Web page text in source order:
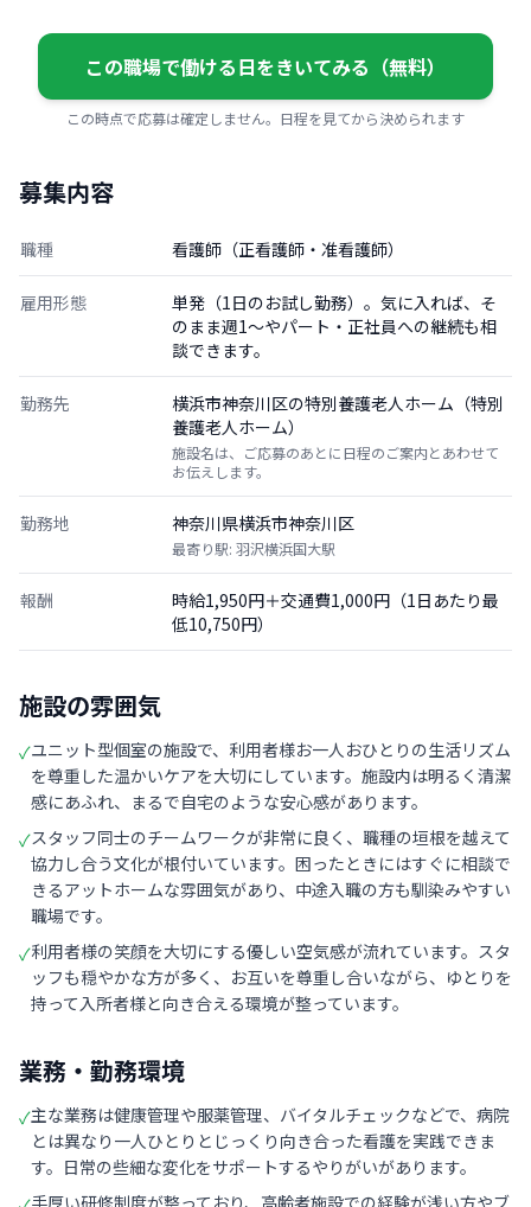
この職場で働ける日をきいてみる（無料）
この時点で応募は確定しません。日程を見てから決められます
募集内容
職種 看護師（正看護師・准看護師）
雇用形態
単発（1日のお試し勤務）。気に入れば、そ
のまま週1〜やパート・正社員への継続も相
談できます。
勤務先
横浜市神奈川区の特別養護老人ホーム（特別
養護老人ホーム）
施設名は、ご応募のあとに日程のご案内とあわせて
お伝えします。
勤務地 神奈川県横浜市神奈川区
最寄り駅: 羽沢横浜国大駅
報酬
時給1,950円＋交通費1,000円（1日あたり最
低10,750円）
施設の雰囲気
✓ユニット型個室の施設で、利用者様お一人おひとりの生活リズム
を尊重した温かいケアを大切にしています。施設内は明るく清潔
感にあふれ、まるで自宅のような安心感があります。
✓スタッフ同士のチームワークが非常に良く、職種の垣根を越えて
協力し合う文化が根付いています。困ったときにはすぐに相談で
きるアットホームな雰囲気があり、中途入職の方も馴染みやすい
職場です。
✓利用者様の笑顔を大切にする優しい空気感が流れています。スタ
ッフも穏やかな方が多く、お互いを尊重し合いながら、ゆとりを
持って入所者様と向き合える環境が整っています。
業務・勤務環境
✓主な業務は健康管理や服薬管理、バイタルチェックなどで、病院
とは異なり一人ひとりとじっくり向き合った看護を実践できま
す。日常の些細な変化をサポートするやりがいがあります。